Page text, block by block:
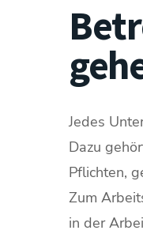
Jedes
Dazu
Pflichten,
Zum
in der